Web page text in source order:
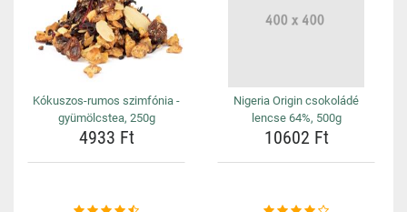
Kókuszos-rumos szimfónia -
gyümölcstea, 250g
4933 Ft
Nigeria Origin csokoládé
lencse 64%, 500g
10602 Ft